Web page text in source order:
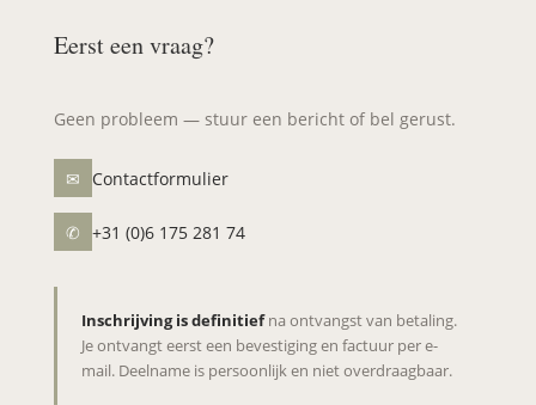
Eerst een vraag?
Geen probleem — stuur een bericht of bel gerust.
✉ Contactformulier
✆ +31 (0)6 175 281 74
Inschrijving is definitiefna ontvangst van betaling.
Je ontvangt eerst een bevestiging en factuur per e-
mail. Deelname is persoonlijk en niet overdraagbaar.